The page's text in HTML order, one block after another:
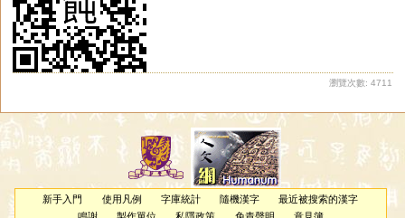
瀏覽次數: 4711
新手入門 使用凡例 字庫統計 隨機漢字
最近被搜索的漢字